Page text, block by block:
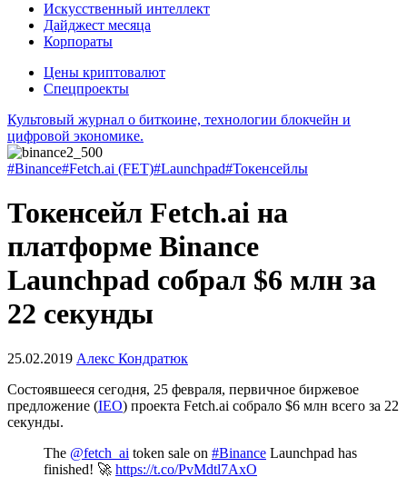
Искусственный интеллект
Дайджест месяца
Корпораты
Цены криптовалют
Спецпроекты
Культовый журнал о биткоине, технологии блокчейн и
цифровой экономике.
#Binance#Fetch.ai (FET)#Launchpad#Токенсейлы
Токенсейл Fetch.ai на
платформе Binance
Launchpad собрал $6 млн за
22 секунды
25.02.2019 Алекс Кондратюк
Состоявшееся сегодня, 25 февраля, первичное биржевое
предложение (IEO) проекта Fetch.ai собрало $6 млн всего за 22
секунды.
The @fetch_ai token sale on #Binance Launchpad has
finished! 🚀 https://t.co/PvMdtl7AxO